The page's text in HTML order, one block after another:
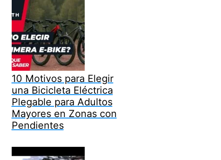
10 Motivos para Elegir
una Bicicleta Eléctrica
Plegable para Adultos
Mayores en Zonas con
Pendientes